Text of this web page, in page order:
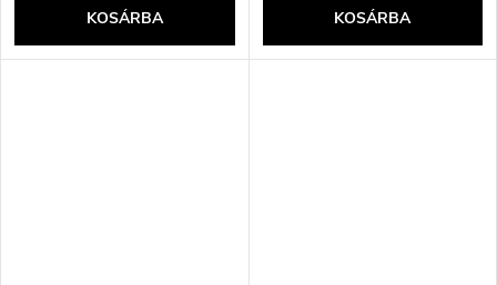
KOSÁRBA KOSÁRBA